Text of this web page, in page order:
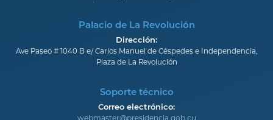
Palacio de La Revolución
Dirección:
Ave Paseo # 1040 B e/ Carlos Manuel de Céspedes e Independencia,
Plaza de La Revolución
Soporte técnico
Correo electrónico:
webmaster@presidencia.gob.cu